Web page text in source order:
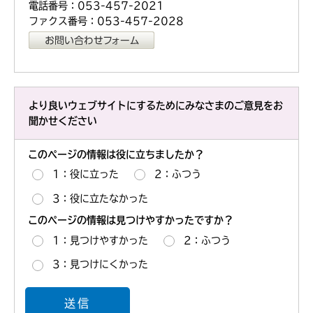
電話番号：053-457-2021
ファクス番号：053-457-2028
より良いウェブサイトにするためにみなさまのご意見をお
聞かせください
このページの情報は役に立ちましたか？
1：役に立った 2：ふつう
3：役に立たなかった
このページの情報は見つけやすかったですか？
1：見つけやすかった 2：ふつう
3：見つけにくかった